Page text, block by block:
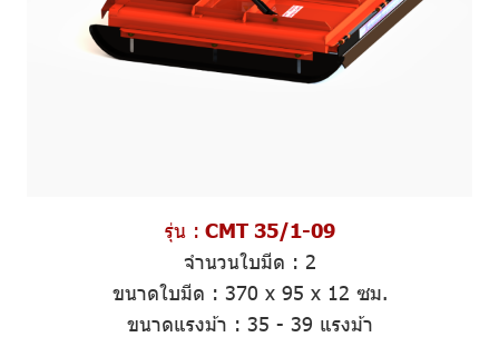
รุ่น : CMT 35/1-09
จำนวนใบมีด : 2
ขนาดใบมีด : 370 x 95 x 12 ซม.
ขนาดแรงม้า : 35 - 39 แรงม้า